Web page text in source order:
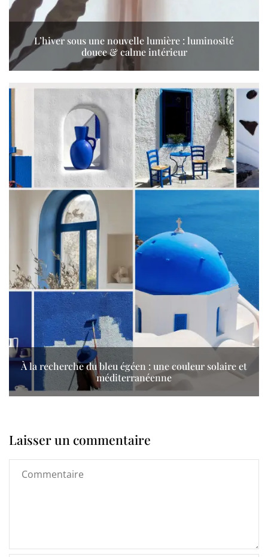
L’hiver sous une nouvelle lumière : luminosité
douce & calme intérieur
À la recherche du bleu égéen : une couleur solaire et
méditerranéenne
Laisser un commentaire